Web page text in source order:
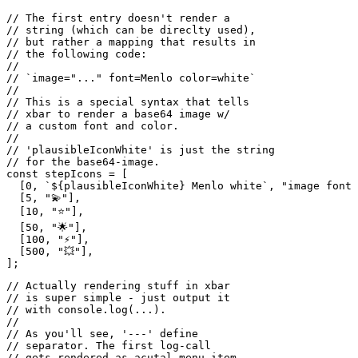
//
// As you'll see, '---' define
// separator. The first log-call
// gets rendered as acutal menu item.
const linksMenu = [
  "---",
`🔮 Open dashboard | href=https://
`🔥 Made by flaming.codes | href=https://
];
function renderError(props) {
  const { error } = props;
  const output = [
    "❔",
    "---",
    "No data accessible",
    "Please check your user data",
    ...linksMenu,
  ];
  console.log(output.join("\n"));
}
// Finally, I defined a single function
// where everything starts. This function
// just gets called to kick everyting off.
// Plain JS, it's that simple.